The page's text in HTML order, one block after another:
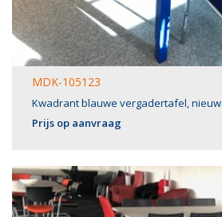
MDK-105123
Kwadrant blauwe vergadertafel, nieuw
Prijs op aanvraag